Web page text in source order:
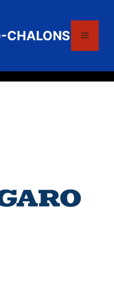
CHALONS Menu